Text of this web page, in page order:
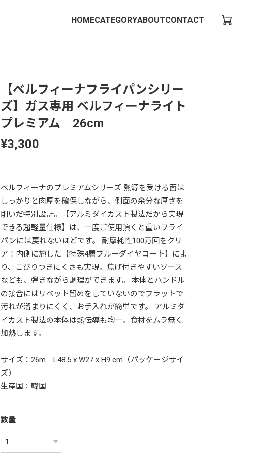
HOMECATEGORYABOUTCONTACT
【ベルフィーナフライパンシリー
ズ】ガス専用 ベルフィーナライト
プレミアム 26cm
¥3,300
ベルフィーナのプレミアムシリーズ 熱源を受ける面は
しっかりと肉厚を確保しながら、側面の余分な厚さを
削いだ特別設計。【アルミダイカスト製法だから実現
できる超軽量仕様】は、一度ご使用頂くと重いフライ
パンには戻れないほどです。 耐摩耗性100万回をクリ
ア！内側に施した【特殊4層ブルーダイヤコート】によ
り、こびりつきにくさも実現。焦げ付きやすいソース
なども、弾きながら調理ができます。 本体とハンドル
の接合にはリベット留めをしていないのでフラットで
汚れが溜まりにくく、お手入れが簡単です。 アルミダ
イカスト製法の本体は熱伝導も均一。食材をムラ無く
加熱します。
サイズ：26m L48.5 x W27 x H9 cm（パッケージサイ
ズ）
生産国：韓国
数量